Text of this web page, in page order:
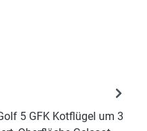
5 GFK Kotflügel um 3